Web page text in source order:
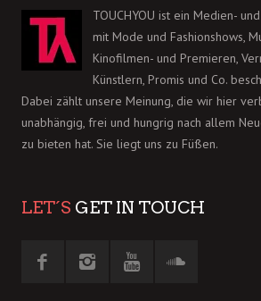
TOUCHYOU ist ein Medien-
mit Mode und Fashionshows,
Kinofilmen- und Premieren,
Künstlern, Promis und Co.
Dabei zählt unsere Meinung, die wir hier
unabhängig, frei und hungrig nach allem
zu bieten hat. Sie liegt uns zu Füßen.
LET´S GET IN TOUCH